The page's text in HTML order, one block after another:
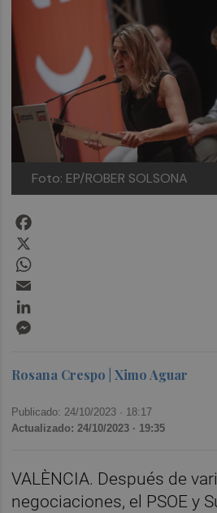
Foto: EP/ROBER SOLSONA
Rosana Crespo | Ximo Aguar
Publicado: 24/10/2023 · 18:17
Actualizado: 24/10/2023 · 19:35
VALÈNCIA. Después de
negociaciones, el PSOE y